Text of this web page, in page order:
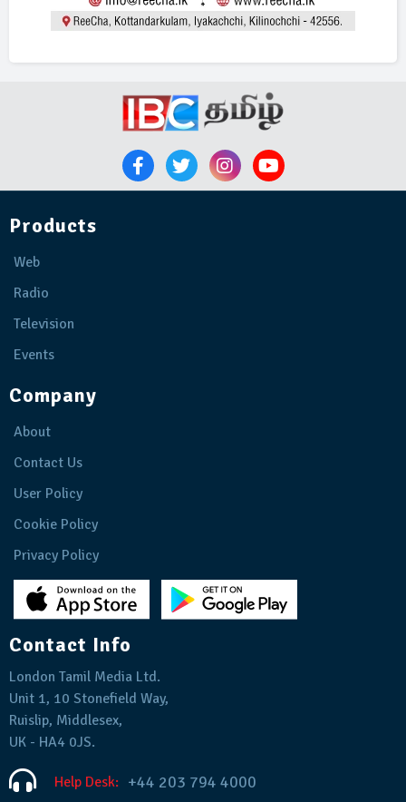
Products
Web
Radio
Television
Events
Company
About
Contact Us
User Policy
Cookie Policy
Privacy Policy
Contact Info
London Tamil Media Ltd.
Unit 1, 10 Stonefield Way,
Ruislip, Middlesex,
UK - HA4 0JS.
Help Desk: +44 203 794 4000